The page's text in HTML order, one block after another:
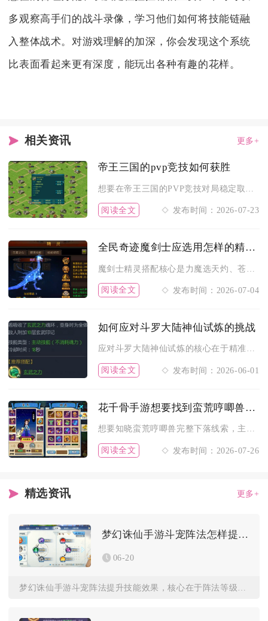
多观察高手们的战斗录像，学习他们如何将技能链融
入整体战术。对游戏理解的加深，你会发现这个系统
比表面看起来更有深度，能玩出各种有趣的花样。
相关资讯 更多+
帝王三国的pvp竞技如何获胜
阅读全文 发布时间：2026-07-23
全民奇迹魔剑士应选用怎样的精灵进行搭配
阅读全文 发布时间：2026-07-04
如何应对斗罗大陆神仙试炼的挑战
应对斗罗大陆神仙试炼的核心在于精准匹配阵容、吃透关卡机制、把...
阅读全文 发布时间：2026-06-01
花千骨手游想要找到蛮荒哼唧兽的下落在哪里可以得知吗
阅读全文 发布时间：2026-07-26
精选资讯 更多+
梦幻诛仙手游斗宠阵法怎样提升技能效果
06-20